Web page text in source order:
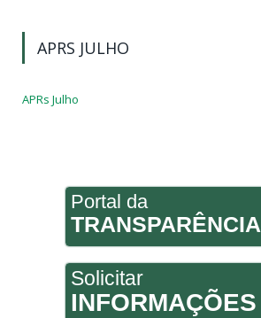
APRS JULHO
APRs Julho
Portal da
TRANSPARÊNCIA
Solicitar
INFORMAÇÕES